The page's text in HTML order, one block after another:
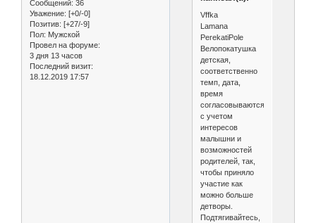
Сообщений: 36
Уважение: [+0/-0]
Позитив: [+27/-9]
Пол: Мужской
Провел на форуме:
3 дня 13 часов
Последний визит:
18.12.2019 17:57
Vffka
Lamana
PerekatiPole
Велопокатушка
детская,
соответственно
темп, дата,
время
согласовываются
с учетом
интересов
малышни и
возможностей
родителей, так,
чтобы приняло
участие как
можно больше
детворы.
Подтягивайтесь,